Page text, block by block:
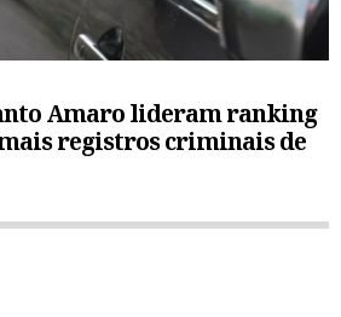
Amaro lideram ranking
registros criminais de